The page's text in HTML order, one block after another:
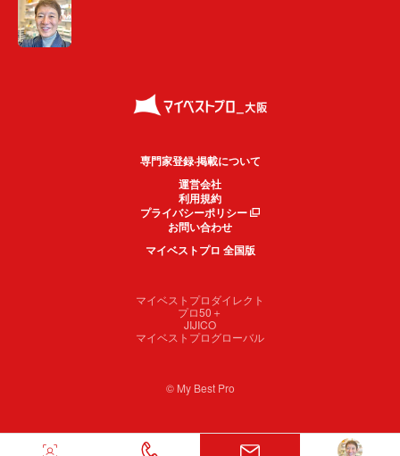
専門家登録·掲載について
運営会社
利用規約
プライバシーポリシー
お問い合わせ
マイベストプロ 全国版
マイベストプロダイレクト
プロ50＋
JIJICO
マイベストプログローバル
© My Best Pro